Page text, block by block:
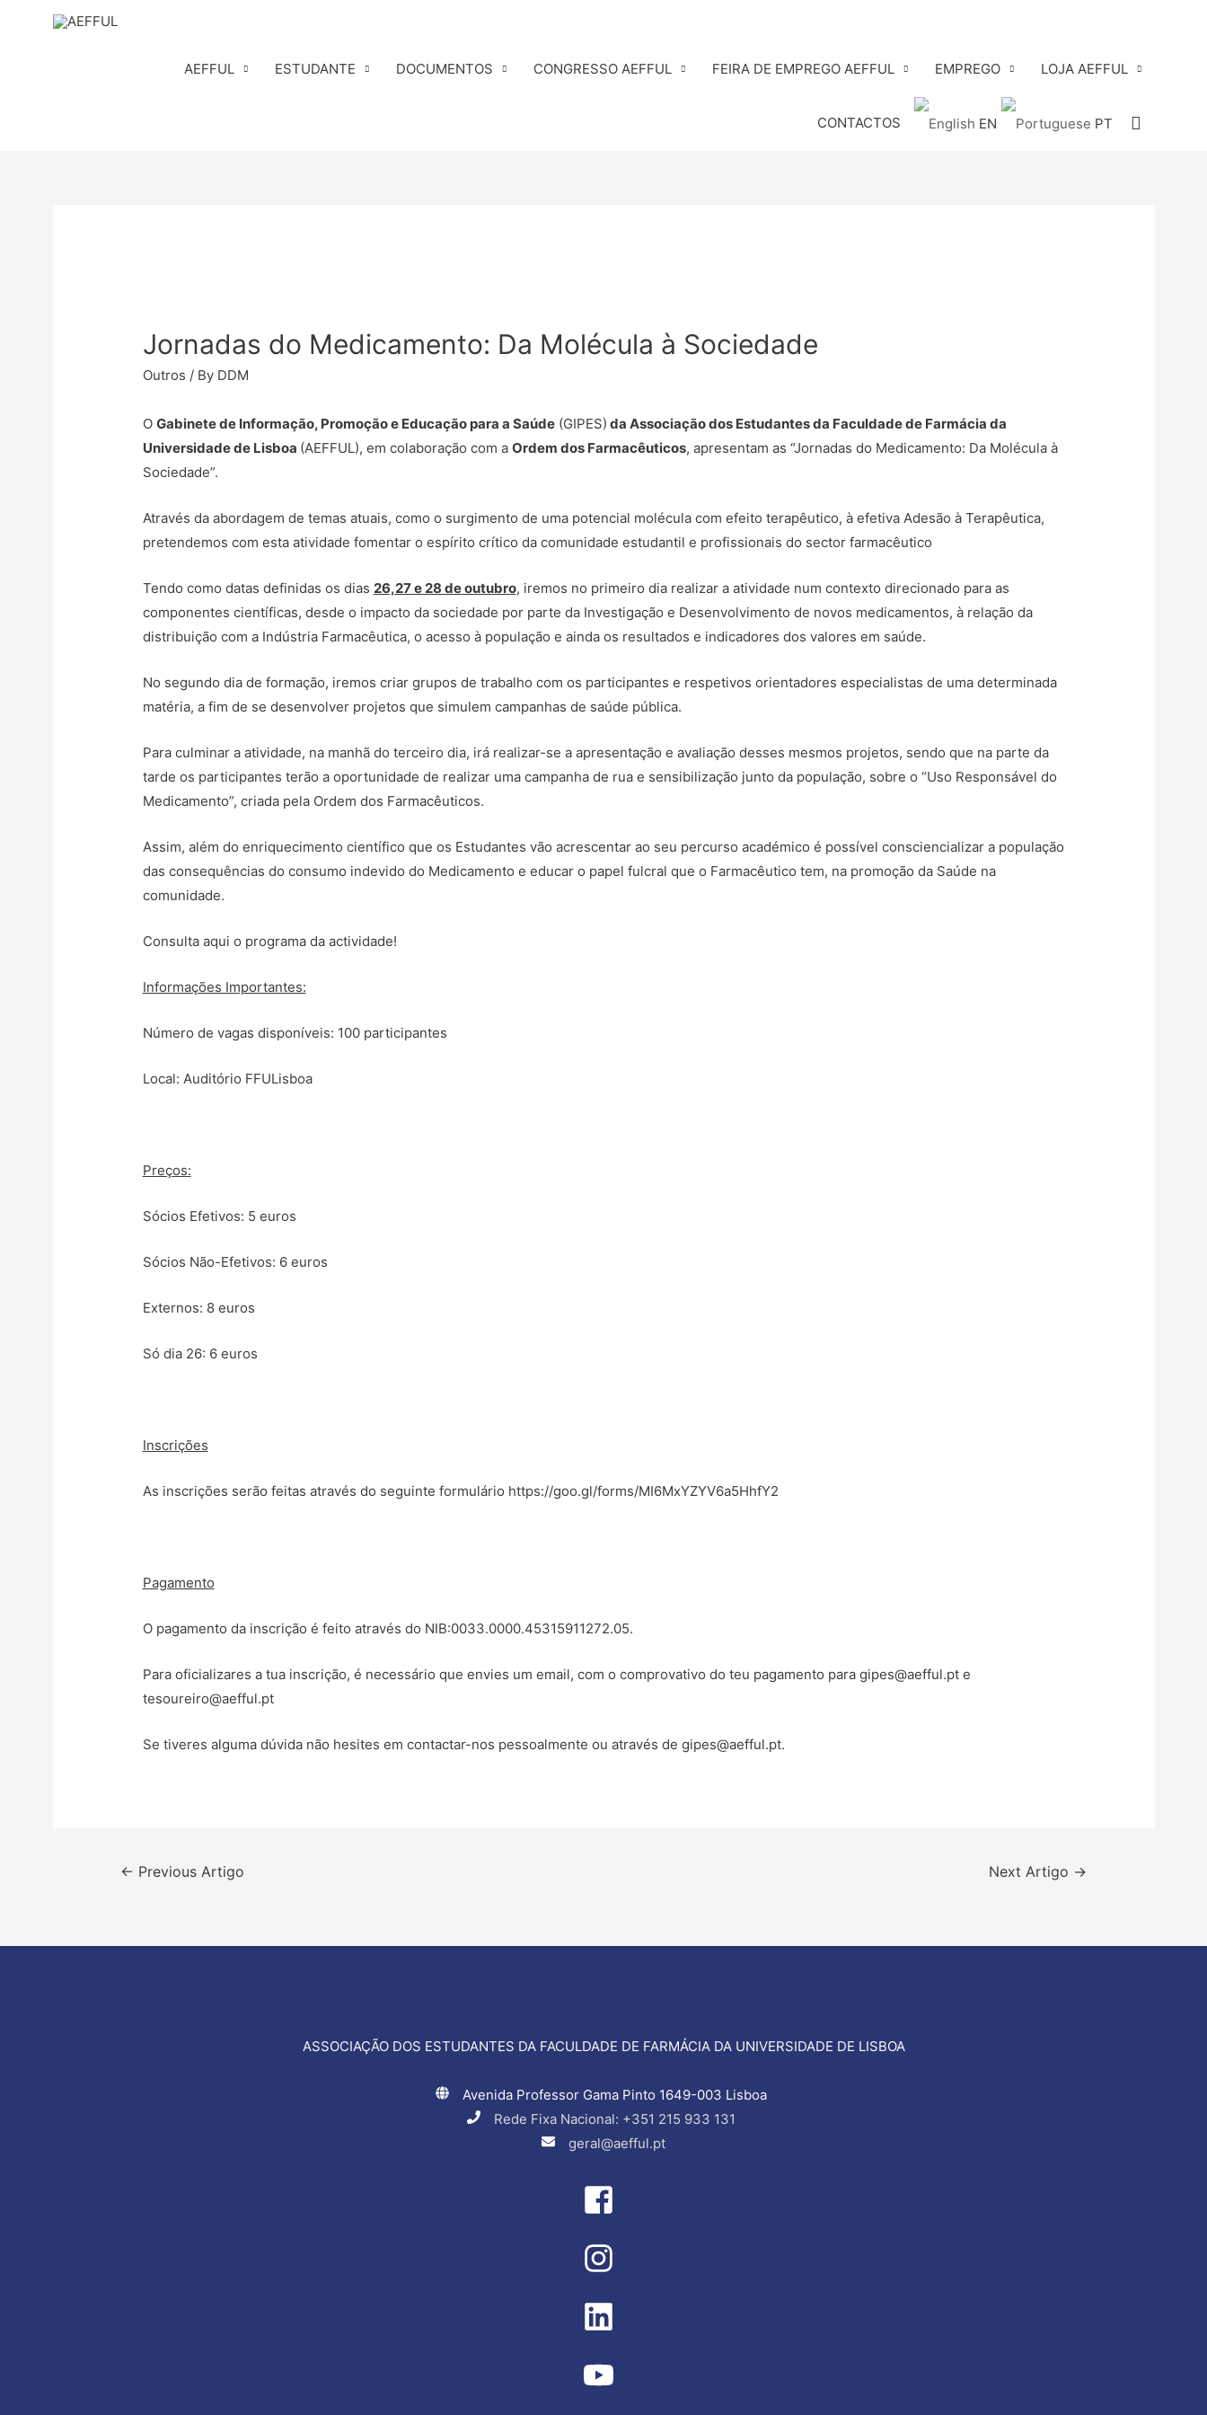
AEFFUL ESTUDANTE DOCUMENTOS CONGRESSO AEFFUL FEIRA DE EMPREGO AEFFUL EMPREGO LOJA AEFFUL
CONTACTOS EN PT Search
Jornadas do Medicamento: Da Molécula à Sociedade
Outros / By DDM
O Gabinete de Informação, Promoção e Educação para a Saúde(GIPES) da Associação dos Estudantes da Faculdade de Farmácia da
Universidade de Lisboa (AEFFUL), em colaboração com a Ordem dos Farmacêuticos, apresentam as “Jornadas do Medicamento: Da Molécula à
Sociedade”.
Através da abordagem de temas atuais, como o surgimento de uma potencial molécula com efeito terapêutico, à efetiva Adesão à Terapêutica,
pretendemos com esta atividade fomentar o espírito crítico da comunidade estudantil e profissionais do sector farmacêutico
Tendo como datas definidas os dias 26,27 e 28 de outubro, iremos no primeiro dia realizar a atividade num contexto direcionado para as
componentes científicas, desde o impacto da sociedade por parte da Investigação e Desenvolvimento de novos medicamentos, à relação da
distribuição com a Indústria Farmacêutica, o acesso à população e ainda os resultados e indicadores dos valores em saúde.
No segundo dia de formação, iremos criar grupos de trabalho com os participantes e respetivos orientadores especialistas de uma determinada
matéria, a fim de se desenvolver projetos que simulem campanhas de saúde pública.
Para culminar a atividade, na manhã do terceiro dia, irá realizar-se a apresentação e avaliação desses mesmos projetos, sendo que na parte da
tarde os participantes terão a oportunidade de realizar uma campanha de rua e sensibilização junto da população, sobre o “Uso Responsável do
Medicamento”, criada pela Ordem dos Farmacêuticos.
Assim, além do enriquecimento científico que os Estudantes vão acrescentar ao seu percurso académico é possível consciencializar a população
das consequências do consumo indevido do Medicamento e educar o papel fulcral que o Farmacêutico tem, na promoção da Saúde na
comunidade.
Consulta aqui o programa da actividade!
Informações Importantes:
Número de vagas disponíveis: 100 participantes
Local: Auditório FFULisboa
Preços:
Sócios Efetivos: 5 euros
Sócios Não-Efetivos: 6 euros
Externos: 8 euros
Só dia 26: 6 euros
Inscrições
As inscrições serão feitas através do seguinte formulário https://goo.gl/forms/MI6MxYZYV6a5HhfY2
Pagamento
O pagamento da inscrição é feito através do NIB:0033.0000.45315911272.05.
Para oficializares a tua inscrição, é necessário que envies um email, com o comprovativo do teu pagamento para gipes@aefful.pte
tesoureiro@aefful.pt
Se tiveres alguma dúvida não hesites em contactar-nos pessoalmente ou através de gipes@aefful.pt.
Navegação
← Previous Artigo Next Artigo →
ASSOCIAÇÃO DOS ESTUDANTES DA FACULDADE DE FARMÁCIA DA UNIVERSIDADE DE LISBOA
Avenida Professor Gama Pinto 1649-003 Lisboa
Rede Fixa Nacional: +351 215 933 131
geral@aefful.pt